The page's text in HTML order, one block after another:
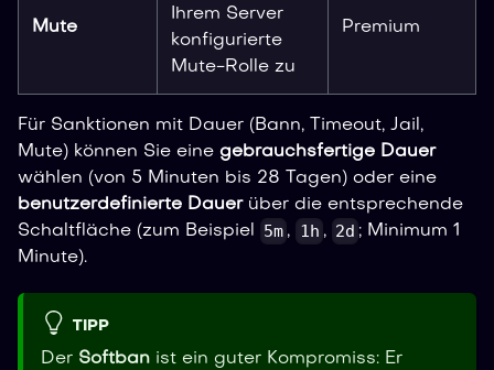
Mute
Ihrem Server
konfigurierte
Mute-Rolle zu
Premium
Für Sanktionen mit Dauer (Bann, Timeout, Jail,
Mute) können Sie eine gebrauchsfertige Dauer
wählen (von 5 Minuten bis 28 Tagen) oder eine
benutzerdefinierte Dauerüber die entsprechende
Schaltfläche (zum Beispiel
5m , 1h , 2d ; Minimum 1
Minute).
TIPP
Der Softban ist ein guter Kompromiss: Er